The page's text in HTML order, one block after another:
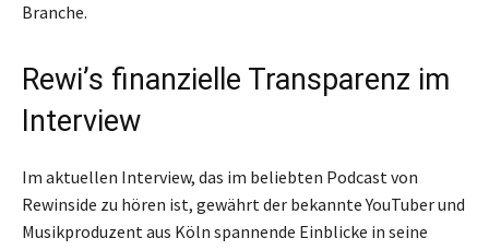
Branche.
Rewi’s finanzielle Transparenz im
Interview
Im aktuellen Interview, das im beliebten Podcast von
Rewinside zu hören ist, gewährt der bekannte YouTuber und
Musikproduzent aus Köln spannende Einblicke in seine